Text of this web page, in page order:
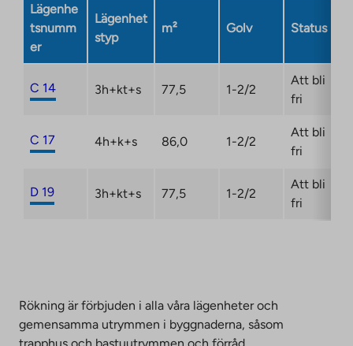
opens
a
tab
Lägenhe
tsnumm
er
Lägenhet
styp
m² Golv Status
C 14 3h+kt+s 77,5 1-2/2
Att bli
fri
C 17 4h+k+s 86,0 1-2/2
Att bli
fri
D 19 3h+kt+s 77,5 1-2/2
Att bli
fri
Rökning är förbjuden i alla våra lägenheter och
gemensamma utrymmen i byggnaderna, såsom
trapphus och bastuutrymmen och förråd.